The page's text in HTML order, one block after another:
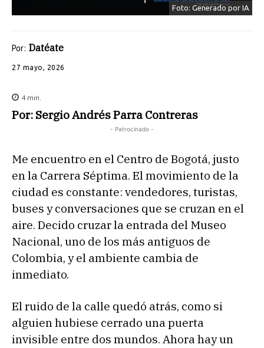
Foto: Generado por IA
Por: Datéate
27 mayo, 2026
4 min.
Por: Sergio Andrés Parra Contreras
- Patrocinado -
Me encuentro en el Centro de Bogotá, justo
en la Carrera Séptima. El movimiento de la
ciudad es constante: vendedores, turistas,
buses y conversaciones que se cruzan en el
aire. Decido cruzar la entrada del Museo
Nacional, uno de los más antiguos de
Colombia, y el ambiente cambia de
inmediato.
El ruido de la calle quedó atrás, como si
alguien hubiese cerrado una puerta
invisible entre dos mundos. Ahora hay un